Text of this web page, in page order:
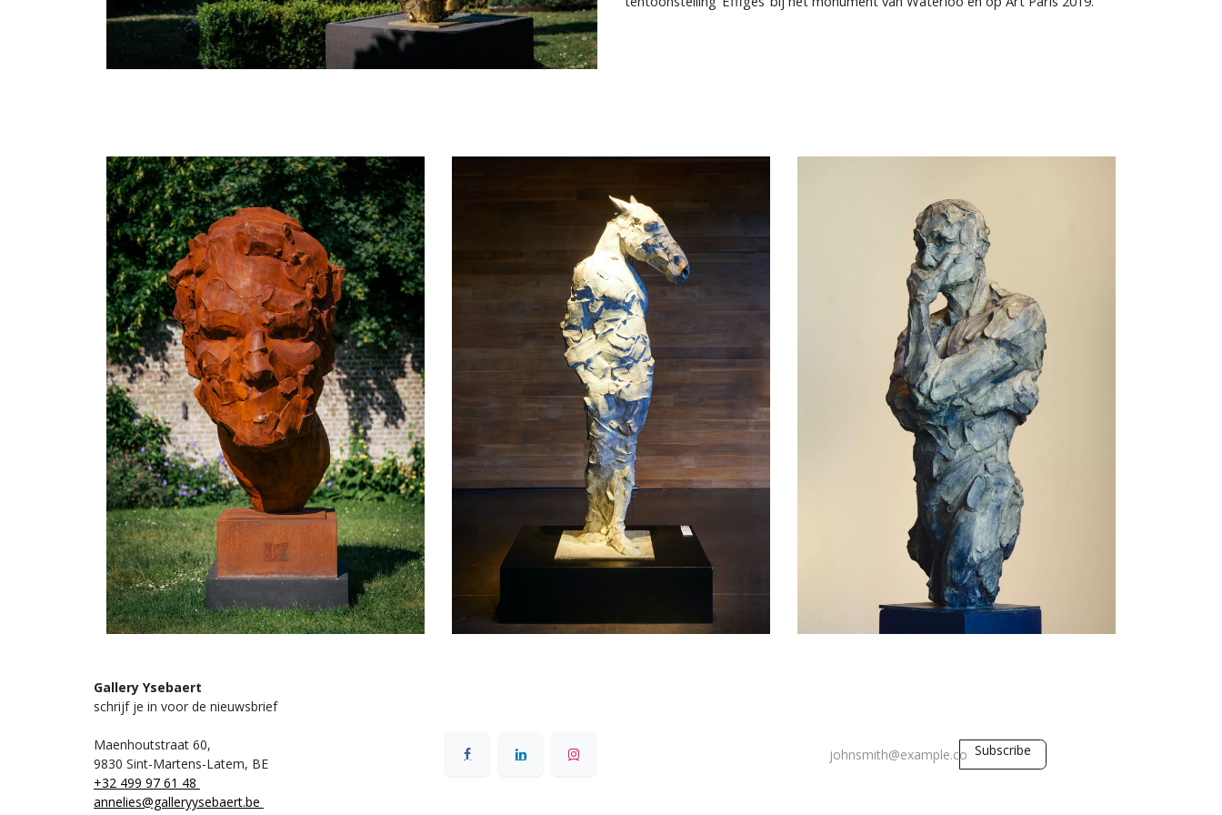
Gallery Ysebaert
schrijf je in voor de nieuwsbrief
Maenhoutstraat 60,
9830 Sint-Martens-Latem, BE
+32 499 97 61 48
annelies@galleryysebaert.be
Subscribe